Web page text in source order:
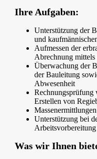
Ihre Aufgaben:
Unterstützung der
und
Aufmessen der
Abrechnung
Überwachung der
der Bauleitung
Abwesenheit
Rechnungsprüfung
Erstellen von
Massenermittlungen
Unterstützung bei
Arbeitsvorbereitung
Was wir Ihnen